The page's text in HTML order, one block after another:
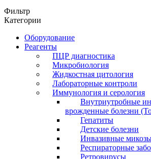
Фильтр
Категории
Оборудование
Реагенты
ПЦР диагностика
Микробиология
Жидкостная цитология
Лабораторные контроли
Иммунология и серология
Внутриутробные
врожденные болезни
Гепатиты
Детские болезни
Инвазивные
Респираторные
Ретровирусы